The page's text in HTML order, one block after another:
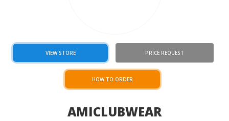
VIEW STORE PRICE REQUEST
HOW TO ORDER
AMICLUBWEAR